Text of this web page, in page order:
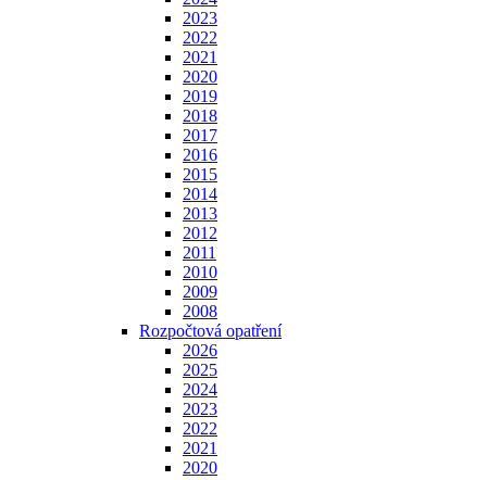
2023
2022
2021
2020
2019
2018
2017
2016
2015
2014
2013
2012
2011
2010
2009
2008
Rozpočtová opatření
2026
2025
2024
2023
2022
2021
2020